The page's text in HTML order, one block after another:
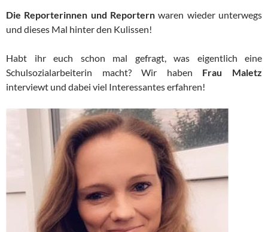
Die Reporterinnen und Reportern waren wieder unterwegs
und dieses Mal hinter den Kulissen!
Habt ihr euch schon mal gefragt, was eigentlich eine
Schulsozialarbeiterin macht? Wir haben Frau Maletz
interviewt und dabei viel Interessantes erfahren!